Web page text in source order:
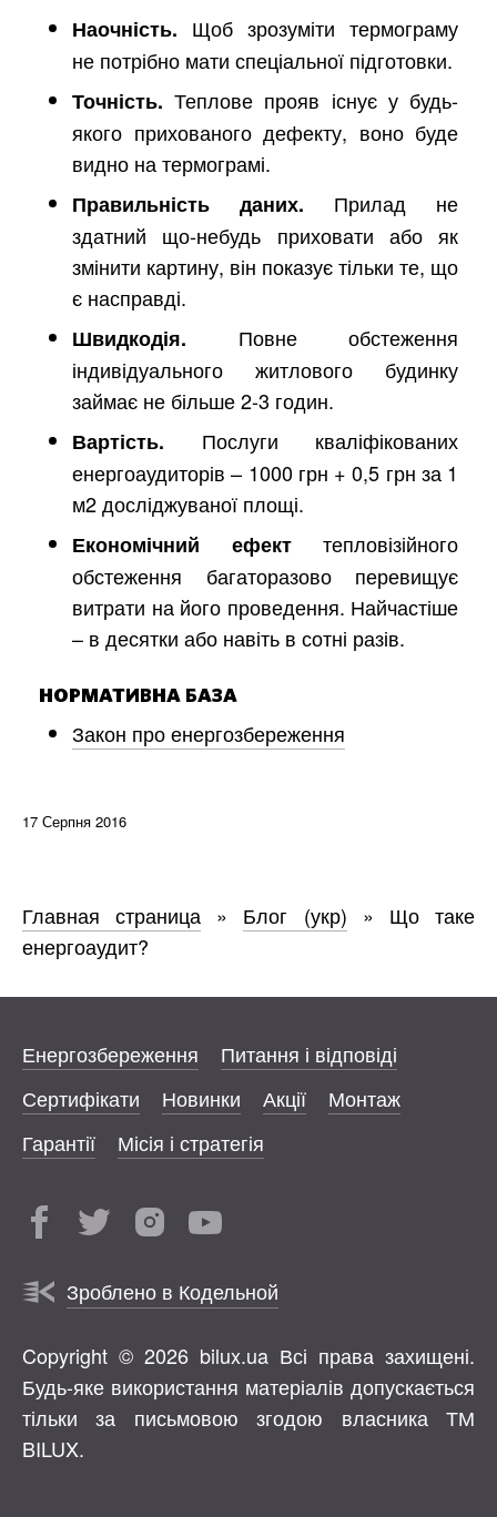
Наочність. Щоб зрозуміти термограму
не потрібно мати спеціальної підготовки.
Точність. Теплове прояв існує у будь-
якого прихованого дефекту, воно буде
видно на термограмі.
Правильність даних. Прилад не
здатний що-небудь приховати або як
змінити картину, він показує тільки те, що
є насправді.
Швидкодія. Повне обстеження
індивідуального житлового будинку
займає не більше 2-3 годин.
Вартість. Послуги кваліфікованих
енергоаудиторів – 1000 грн + 0,5 грн за 1
м2 досліджуваної площі.
Економічний ефекттепловізійного
обстеження багаторазово перевищує
витрати на його проведення. Найчастіше
– в десятки або навіть в сотні разів.
НОРМАТИВНА БАЗА
Закон про енергозбереження
17 Серпня 2016
Главная страница » Блог (укр) » Що таке
енергоаудит?
Енергозбереження
Питання і відповіді
Сертифікати
Новинки Акції
Монтаж
Гарантії
Місія і стратегія
Зроблено в Кодельной
Copyright © 2026 bilux.ua Всі права захищені.
Будь-яке використання матеріалів допускається
тільки за письмовою згодою власника ТМ
BILUX.